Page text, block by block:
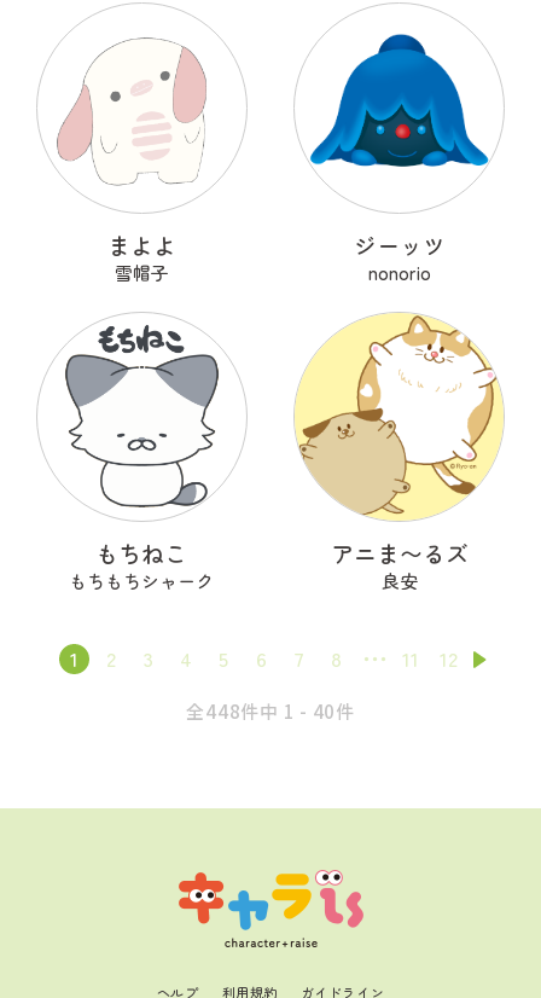
まよよ
雪帽子
ジーッツ
nonorio
もちねこ
もちもちシャーク
アニま〜るズ
良安
1 2 3 4 5 6 7 8 11 12
全448件中 1 - 40件
ヘルプ 利用規約 ガイドライン